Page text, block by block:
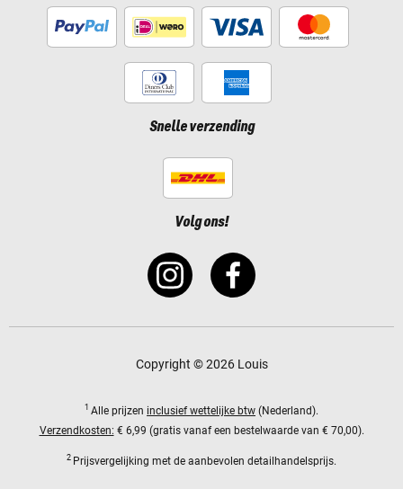
Snelle verzending
Volg ons!
Copyright © 2026 Louis
1 Alle prijzen inclusief wettelijke btw (Nederland).
Verzendkosten: € 6,99 (gratis vanaf een bestelwaarde van € 70,00).
2 Prijsvergelijking met de aanbevolen detailhandelsprijs.